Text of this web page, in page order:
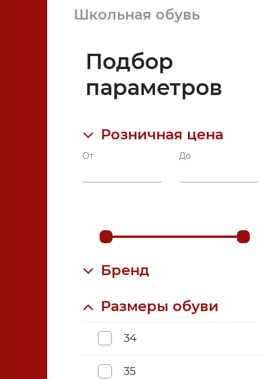
Школьная обувь
Подбор
параметров
Розничная цена
От До
Бренд
Размеры обуви
34
35
Ортопедическая обувь
Ортопедические изделия
Компрессионный трикотаж
подушки
приспособления для стопы